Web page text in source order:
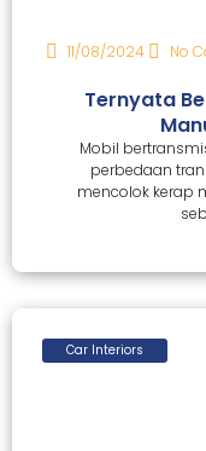
11/08/2024 No
Ternyata
Mobil
perbedaan
mencolok kerap
Car Interiors